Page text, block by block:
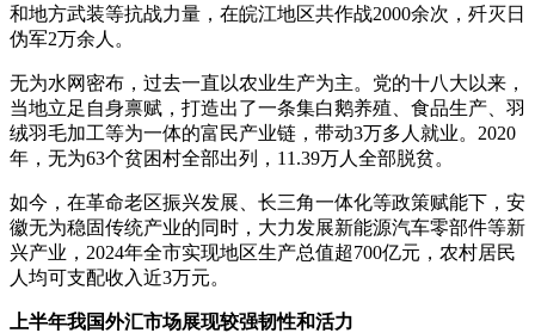
和地方武装等抗战力量，在皖江地区共作战2000余次，歼灭日
伪军2万余人。
无为水网密布，过去一直以农业生产为主。党的十八大以来，
当地立足自身禀赋，打造出了一条集白鹅养殖、食品生产、羽
绒羽毛加工等为一体的富民产业链，带动3万多人就业。2020
年，无为63个贫困村全部出列，11.39万人全部脱贫。
如今，在革命老区振兴发展、长三角一体化等政策赋能下，安
徽无为稳固传统产业的同时，大力发展新能源汽车零部件等新
兴产业，2024年全市实现地区生产总值超700亿元，农村居民
人均可支配收入近3万元。
上半年我国外汇市场展现较强韧性和活力